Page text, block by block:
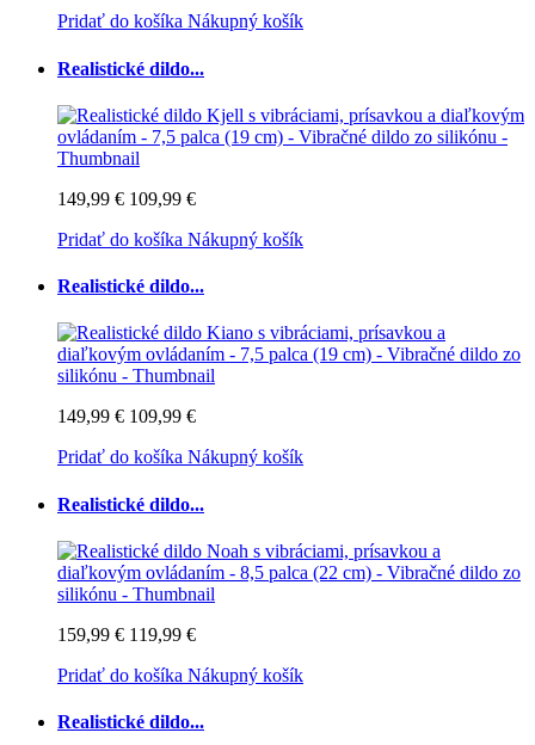
Pridať do košíka Nákupný košík
Realistické dildo...
149,99 € 109,99 €
Pridať do košíka Nákupný košík
Realistické dildo...
149,99 € 109,99 €
Pridať do košíka Nákupný košík
Realistické dildo...
159,99 € 119,99 €
Pridať do košíka Nákupný košík
Realistické dildo...